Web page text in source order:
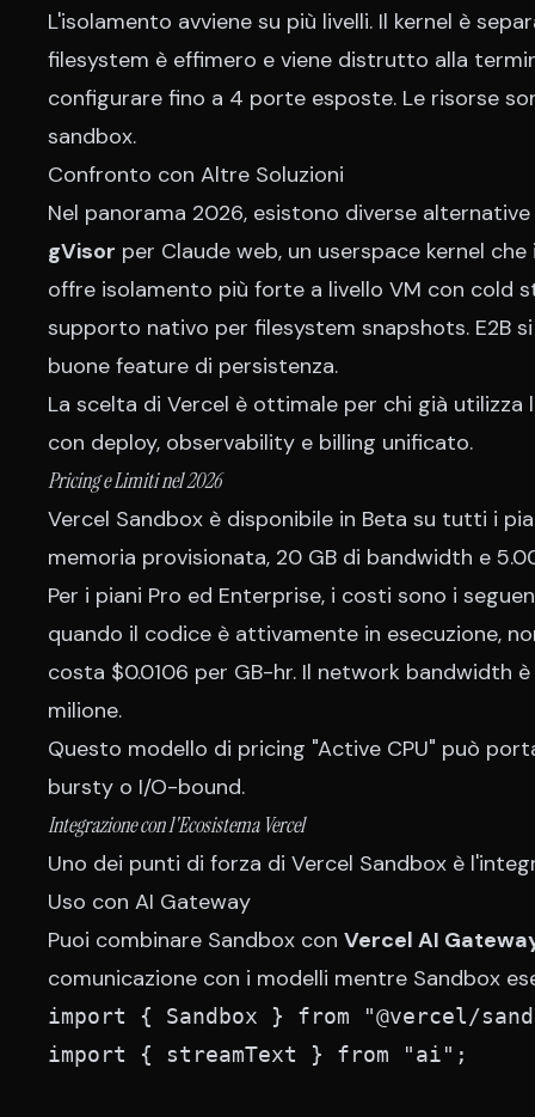
L'isolamento avviene su più livelli. Il kernel è
filesystem è effimero e viene distrutto alla
configurare fino a 4 porte esposte. Le risorse
sandbox.
Confronto con Altre Soluzioni
Nel panorama 2026, esistono diverse
gVisor per Claude web, un userspace kernel
offre isolamento più forte a livello VM con cold
supporto nativo per filesystem snapshots. E2B
buone feature di persistenza.
La scelta di Vercel è ottimale per chi già
con deploy, observability e billing unificato.
Pricing e Limiti nel 2026
Vercel Sandbox è disponibile in Beta su tutti i
memoria provisionata, 20 GB di bandwidth e
Per i piani Pro ed Enterprise, i costi sono i
quando il codice è attivamente in esecuzione,
costa $0.0106 per GB-hr. Il network bandwidth
milione.
Questo modello di pricing "Active CPU" può
bursty o I/O-bound.
Integrazione con l'Ecosistema Vercel
Uno dei punti di forza di Vercel Sandbox è
Uso con AI Gateway
Puoi combinare Sandbox con Vercel AI
comunicazione con i modelli mentre Sandbox
import { Sandbox } from "@vercel/
import { streamText } from "ai";